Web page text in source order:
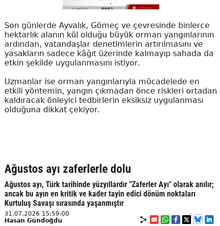
Son günlerde Ayvalık, Gömeç ve çevresinde binlerce
hektarlık alanın kül olduğu büyük orman yangınlarının
ardından, vatandaşlar denetimlerin artırılmasını ve
yasakların sadece kâğıt üzerinde kalmayıp sahada da
etkin şekilde uygulanmasını istiyor.
Uzmanlar ise orman yangınlarıyla mücadelede en
etkili yöntemin, yangın çıkmadan önce riskleri ortadan
kaldıracak önleyici tedbirlerin eksiksiz uygulanması
olduğuna dikkat çekiyor.
Ağustos ayı zaferlerle dolu
Ağustos ayı, Türk tarihinde yüzyıllardır "Zaferler Ayı" olarak anılır;
ancak bu ayın en kritik ve kader tayin edici dönüm noktaları
Kurtuluş Savaşı sırasında yaşanmıştır
31.07.2026 15:59:00
Hasan Gündoğdu